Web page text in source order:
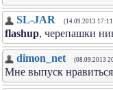
SL-JAR (14.09.2013
flashup, черепашки
dimon_net (08.09.2013
Мне выпуск нравиться